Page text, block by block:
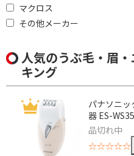
マクロス
その他メーカー
人気のうぶ毛・眉
キング
パナソニ
器 ES-
品切れ中
☆☆☆☆☆